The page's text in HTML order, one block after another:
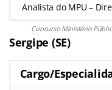
Analista do MPU –
Concurso Ministério
Sergipe (SE)
Cargo/